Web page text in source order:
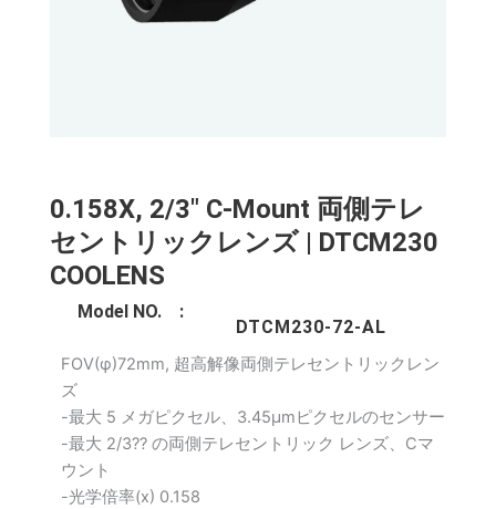
0.158X, 2/3" C-Mount 両側テレ
セントリックレンズ | DTCM230
COOLENS
Model NO. :
DTCM230-72-AL
FOV(φ)72mm, 超高解像両側テレセントリックレン
ズ
-最大 5 メガピクセル、3.45μmピクセルのセンサー
-最大 2/3?? の両側テレセントリック レンズ、Cマ
ウント
-光学倍率(x) 0.158